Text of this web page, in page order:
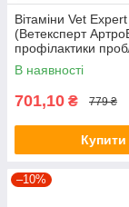
Вітаміни Vet
(Ветексперт
профілактики
суглобами) 60 табл.
В наявності
701,10 ₴ 779 ₴
Купити
–10%